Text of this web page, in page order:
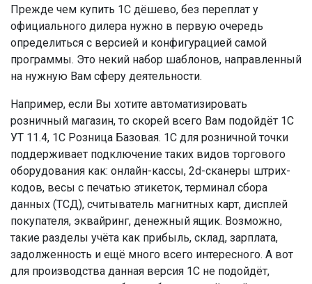
Прежде чем купить 1С дёшево, без переплат у
официального дилера нужно в первую очередь
определиться с версией и конфигурацией самой
программы. Это некий набор шаблонов, направленный
на нужную Вам сферу деятельности.
Например, если Вы хотите автоматизировать
розничный магазин, то скорей всего Вам подойдёт 1С
УТ 11.4, 1С Розница Базовая. 1С для розничной точки
поддерживает подключение таких видов торгового
оборудования как: онлайн-кассы, 2d-сканеры штрих-
кодов, весы с печатью этикеток, терминал сбора
данных (ТСД), считыватель магнитных карт, дисплей
покупателя, эквайринг, денежный ящик. Возможно,
такие разделы учёта как прибыль, склад, зарплата,
задолженность и ещё много всего интересного. А вот
для производства данная версия 1С не подойдёт,